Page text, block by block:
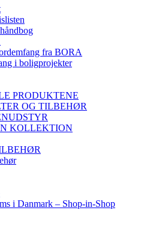
fra BORA
i boligprojekter
PRODUKTENE
OG TILBEHØR
KOLLEKTION
i Danmark – Shop-in-Shop